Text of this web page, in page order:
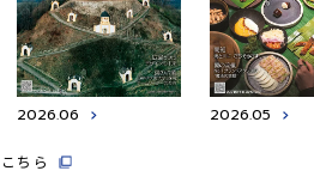
2026.06 2026.05
ちら